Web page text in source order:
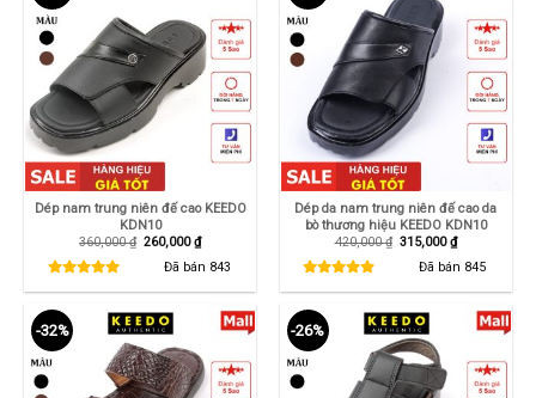
Dép nam trung niên đế cao KEEDO
KDN10
360,000₫ Giá
360,000 ₫.
260,000₫Giá
hiện
tại
là:
260,000 ₫.
Đã bán 843
Dép da nam trung niên đế cao da
bò thương hiệu KEEDO KDN10
420,000₫ Giá
420,000 ₫.
315,000₫Giá
hiện
tại
là:
315,000 ₫.
Đã bán 845
-32% -26%